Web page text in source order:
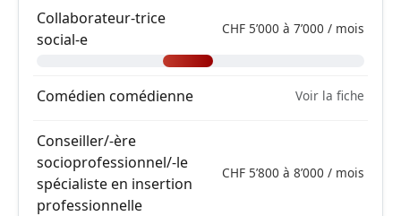
Collaborateur-trice
social-e
CHF 5’000 à 7’000 / mois
Comédien comédienne Voir la fiche
Conseiller/-ère
socioprofessionnel/-le
spécialiste en insertion
professionnelle
CHF 5’800 à 8’000 / mois